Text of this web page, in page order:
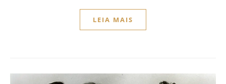
LEIA MAIS